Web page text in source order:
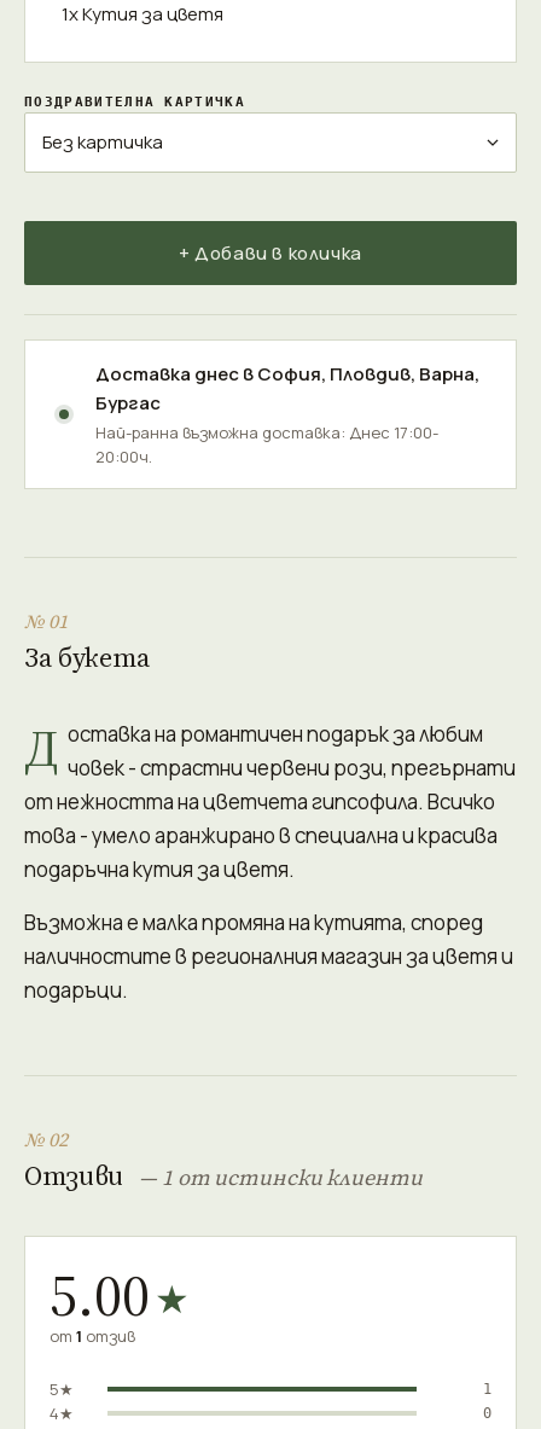
1x Кутия за цветя
ПОЗДРАВИТЕЛНА КАРТИЧКА
+ Добави в количка
Доставка днес вСофия, Пловдив, Варна,
Бургас
Най-ранна възможна доставка: Днес 17:00-
20:00ч.
№ 01
За букета
Д оставка на романтичен подарък за любим
човек - страстни червени рози, прегърнати
от нежността на цветчета гипсофила. Всичко
това - умело аранжирано в специална и красива
подаръчна кутия за цветя.
Възможна е малка промяна на кутията, според
наличностите в регионалния магазин за цветя и
подаръци.
№ 02
Отзиви — 1 от истински клиенти
5.00★
от 1 отзив
5★ 1
4★ 0